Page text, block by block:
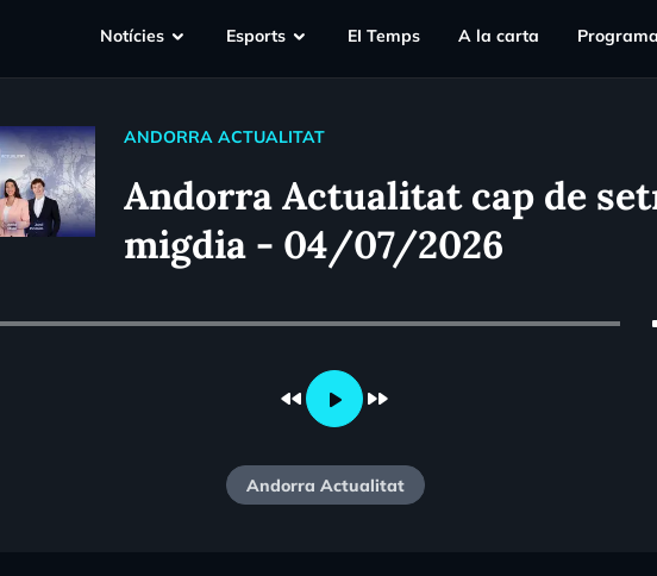
Notícies Esports EI Temps A la carta
ANDORRA ACTUALITAT
Andorra Actualitat cap de
migdia - 04/07/2026
fast_rewind play_arrow fast_forward
Andorra Actualitat